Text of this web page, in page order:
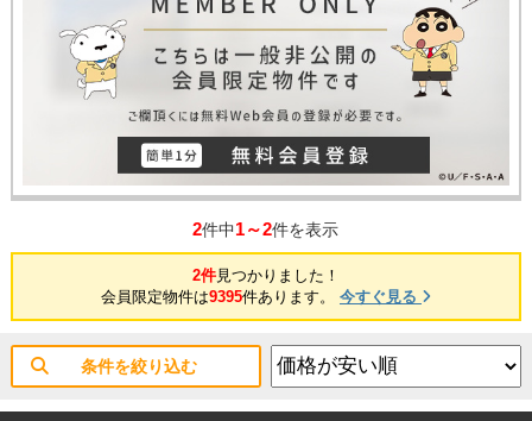
2件中1～2件を表示
2件見つかりました！
会員限定物件は9395件あります。 今すぐ見る
条件を絞り込む